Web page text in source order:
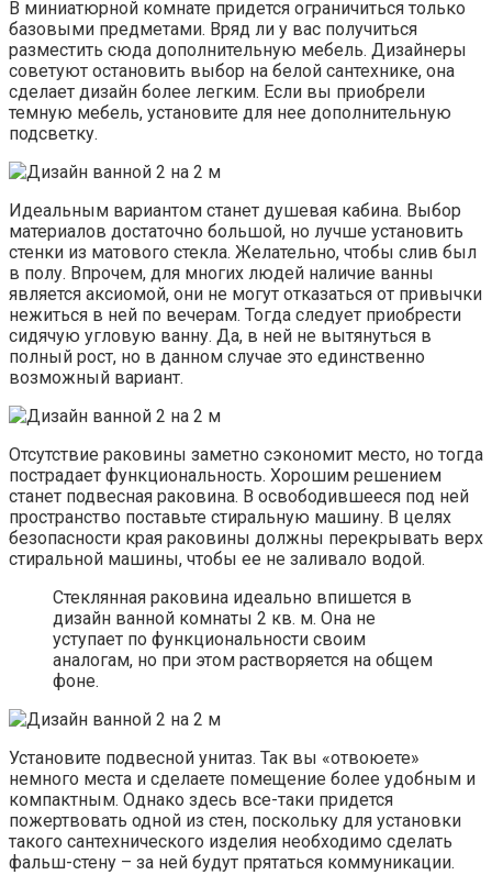
В миниатюрной комнате придется ограничиться только
базовыми предметами. Вряд ли у вас получиться
разместить сюда дополнительную мебель. Дизайнеры
советуют остановить выбор на белой сантехнике, она
сделает дизайн более легким. Если вы приобрели
темную мебель, установите для нее дополнительную
подсветку.
Идеальным вариантом станет душевая кабина. Выбор
материалов достаточно большой, но лучше установить
стенки из матового стекла. Желательно, чтобы слив был
в полу. Впрочем, для многих людей наличие ванны
является аксиомой, они не могут отказаться от привычки
нежиться в ней по вечерам. Тогда следует приобрести
сидячую угловую ванну. Да, в ней не вытянуться в
полный рост, но в данном случае это единственно
возможный вариант.
Отсутствие раковины заметно сэкономит место, но тогда
пострадает функциональность. Хорошим решением
станет подвесная раковина. В освободившееся под ней
пространство поставьте стиральную машину. В целях
безопасности края раковины должны перекрывать верх
стиральной машины, чтобы ее не заливало водой.
Стеклянная раковина идеально впишется в
дизайн ванной комнаты 2 кв. м. Она не
уступает по функциональности своим
аналогам, но при этом растворяется на общем
фоне.
Установите подвесной унитаз. Так вы «отвоюете»
немного места и сделаете помещение более удобным и
компактным. Однако здесь все-таки придется
пожертвовать одной из стен, поскольку для установки
такого сантехнического изделия необходимо сделать
фальш-стену – за ней будут прятаться коммуникации.